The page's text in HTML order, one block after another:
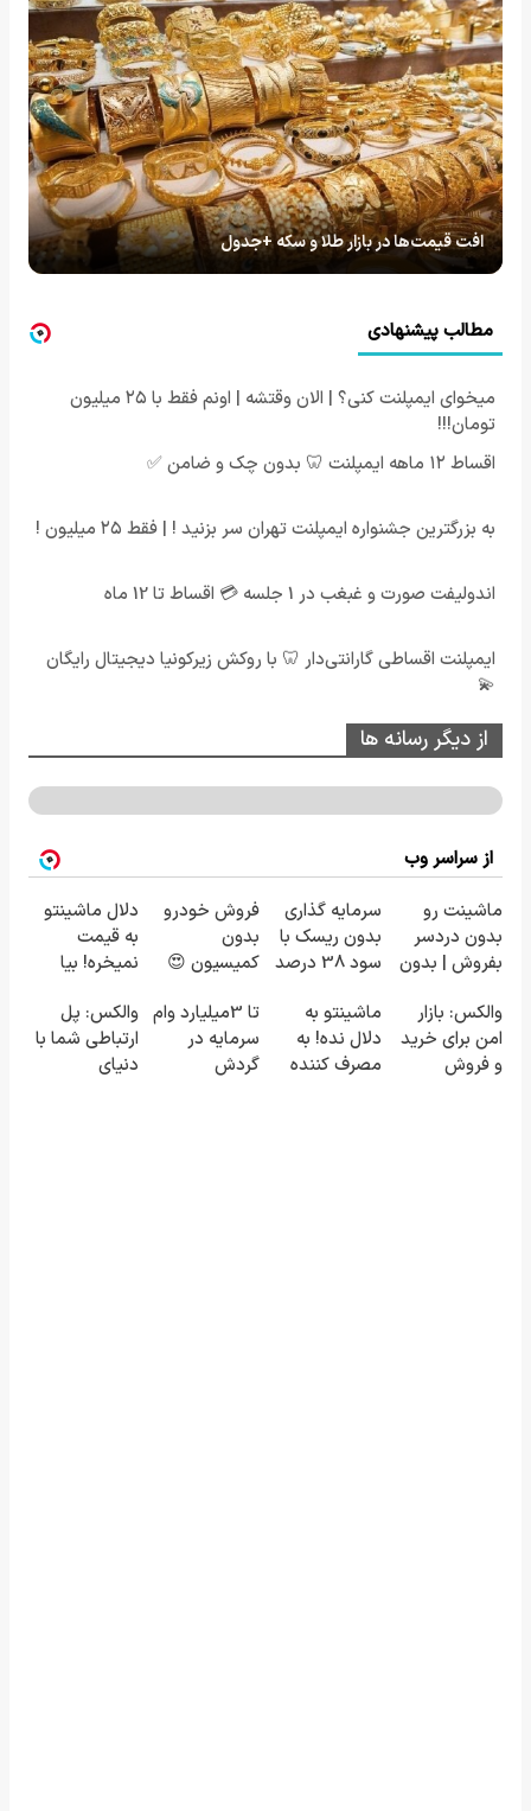
افت قیمت‌ها در بازار طلا و سکه +جدول
مطالب پیشنهادی
میخوای ایمپلنت کنی؟ | الان وقتشه | اونم فقط با ۲۵ میلیون
تومان!!!
اقساط ۱۲ ماهه ایمپلنت 🦷 بدون چک و ضامن ✅
به بزرگترین جشنواره ایمپلنت تهران سر بزنید ! | فقط ۲۵ میلیون !
اندولیفت صورت و غبغب در 1 جلسه 💳 اقساط تا 12 ماه
ایمپلنت اقساطی گارانتی‌دار 🦷 با روکش زیرکونیا دیجیتال رایگان
💫
از دیگر رسانه ها
از سراسر وب
ماشینت رو
بدون دردسر
بفروش | بدون
سرمایه گذاری
بدون ریسک با
سود 38 درصد
فروش خودرو
بدون
کمیسیون 😍
دلال ماشینتو
به قیمت
نمیخره! بیا
بفروش*فقط
خریدار واقعی*
والکس: بازار
امن برای خرید
و فروش
ماشینتو به
دلال نده! به
مصرف کننده
تا 3میلیارد وام
سرمایه در
گردش
والکس: پل
ارتباطی شما با
دنیای